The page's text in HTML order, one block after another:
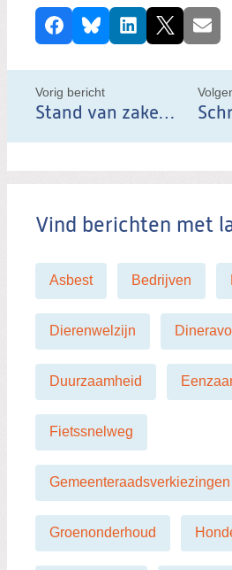
D
e
e
l
d
b
r
h
FacebookBlueskyLinkedIn
X E-mail
Vorig bericht
Stand van zaken warmterotonde Zuid Holland.
Vind berichten met
Asbest Bedrijven
Dierenwelzijn
Duurzaamheid
Fietssnelweg
Groenonderhoud